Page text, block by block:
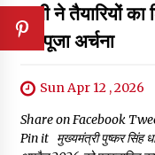
धामी ने तैयारियों
की पूजा अर्चना
Sun Apr 12 , 2026
Share on Facebook
Pin it मुख्यमंत्री पुष्कर सिंह